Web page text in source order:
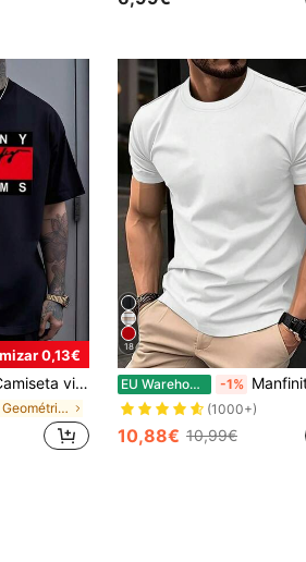
#7 Mais Vendido
0,13€
com estampa retangular em preto, branco e vermelho, estilo urbano moderno, blusa casual masculina.
em Geométrico T-shirts masculinas
18
EU Warehouse -1% Manfinity Homme Camiseta casual masculina lisa com gola
(1000+)
10,88€ 10,99€